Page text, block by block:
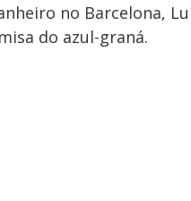
no Barcelona,
do azul-graná.